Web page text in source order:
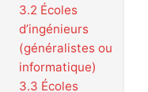
3.2 Écoles
d’ingénieurs
(généralistes ou
informatique)
3.3 Écoles